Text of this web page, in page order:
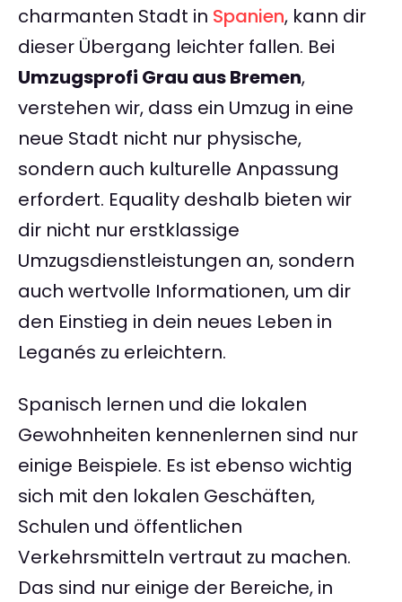
charmanten Stadt in Spanien, kann dir
dieser Übergang leichter fallen. Bei
Umzugsprofi Grau aus Bremen,
verstehen wir, dass ein Umzug in eine
neue Stadt nicht nur physische,
sondern auch kulturelle Anpassung
erfordert. Equality deshalb bieten wir
dir nicht nur erstklassige
Umzugsdienstleistungen an, sondern
auch wertvolle Informationen, um dir
den Einstieg in dein neues Leben in
Leganés zu erleichtern.
Spanisch lernen und die lokalen
Gewohnheiten kennenlernen sind nur
einige Beispiele. Es ist ebenso wichtig
sich mit den lokalen Geschäften,
Schulen und öffentlichen
Verkehrsmitteln vertraut zu machen.
Das sind nur einige der Bereiche, in